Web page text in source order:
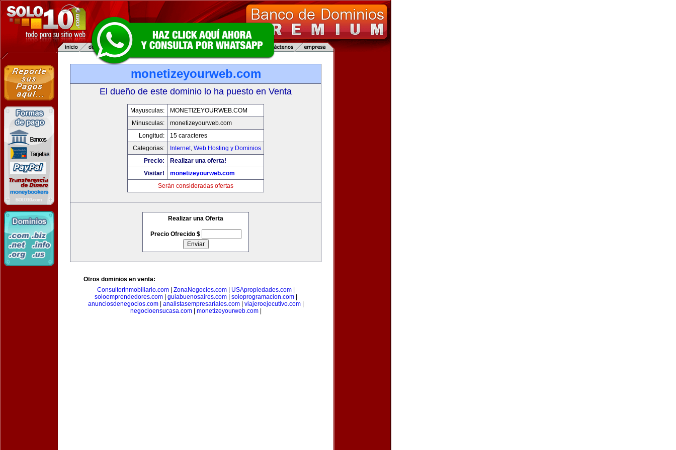
monetizeyourweb.com
El dueño de este dominio lo ha puesto en Venta
Mayusculas:
MONETIZEYOURWEB.COM
Minusculas:
monetizeyourweb.com
Longitud:
15 caracteres
Categorias:
Internet, Web Hosting y Dominios
Precio:
Realizar una oferta!
Visitar!
monetizeyourweb.com
Serán consideradas ofertas
Realizar una Oferta
Precio Ofrecido $
Otros dominios en venta:
ConsultorInmobiliario.com| ZonaNegocios.com| USApropiedades.com|
soloemprendedores.com| guiabuenosaires.com| soloprogramacion.com|
anunciosdenegocios.com| analistasempresariales.com| viajeroejecutivo.com|
negocioensucasa.com| monetizeyourweb.com|